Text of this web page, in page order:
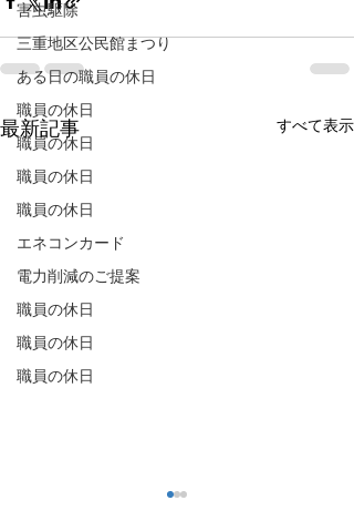
害虫駆除
三重地区公民館まつり
ある日の職員の休日
職員の休日
職員の休日
職員の休日
職員の休日
エネコンカード
電力削減のご提案
職員の休日
職員の休日
職員の休日
最新記事 すべて表示